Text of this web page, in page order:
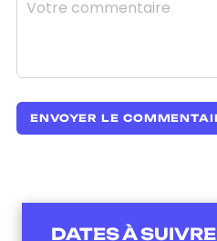
DATES À SUIVRE